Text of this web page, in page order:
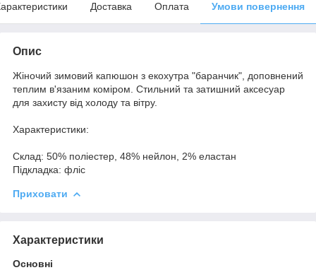
Доставка Оплата Умови повернення
Опис
Жіночий зимовий капюшон з екохутра "баранчик", доповнений
теплим в'язаним коміром. Стильний та затишний аксесуар
для захисту від холоду та вітру.
Характеристики:
Склад: 50% поліестер, 48% нейлон, 2% еластан
Підкладка: фліс
Приховати
Характеристики
Основні